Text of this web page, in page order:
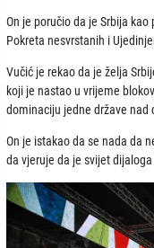
On je poručio da je Srbija
Pokreta nesvrstanih i
Vučić je rekao da je želja
koji je nastao u vrijeme
dominaciju jedne države nad
On je istakao da se nada da
da vjeruje da je svijet